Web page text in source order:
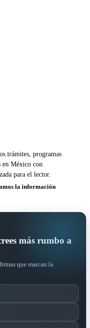
trámites, programas
en México con
para el lector.
la información
más rumbo a
que marcan la